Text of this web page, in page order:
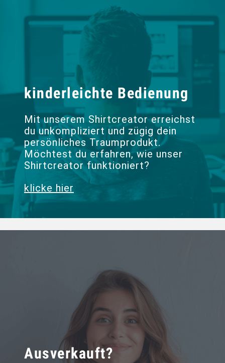
kinderleichte Bedienung
Mit unserem Shirtcreator erreichst
du unkompliziert und zügig dein
persönliches Traumprodukt.
Möchtest du erfahren, wie unser
Shirtcreator funktioniert?
klicke hier
Ausverkauft?